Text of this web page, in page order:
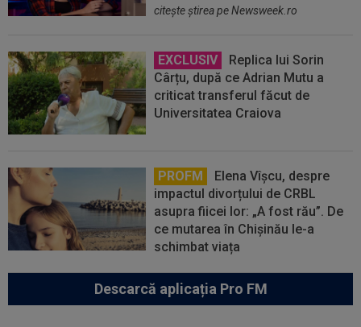
citeşte ştirea pe Newsweek.ro
EXCLUSIV
Replica lui Sorin
Cârțu, după ce Adrian Mutu a
criticat transferul făcut de
Universitatea Craiova
PROFM
Elena Vîșcu, despre
impactul divorțului de CRBL
asupra fiicei lor: „A fost rău”. De
ce mutarea în Chișinău le-a
schimbat viața
Descarcă aplicația Pro FM